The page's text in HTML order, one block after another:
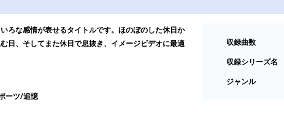
ろな感情が表せるタイトルです。ほのぼのした休日か
日、そしてまた休日で息抜き、イメージビデオに最適
ーツ/追憶
収録曲数
収録シリーズ名
ジャンル